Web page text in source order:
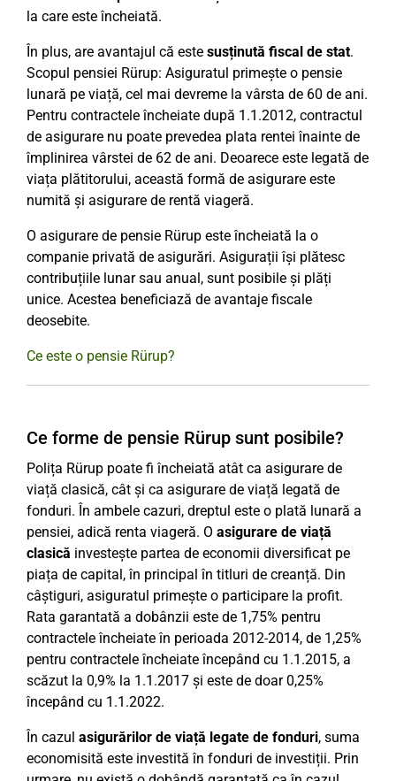
la care este încheiată.
În plus, are avantajul că este susținută fiscal de stat.
Scopul pensiei Rürup: Asiguratul primește o pensie
lunară pe viață, cel mai devreme la vârsta de 60 de ani.
Pentru contractele încheiate după 1.1.2012, contractul
de asigurare nu poate prevedea plata rentei înainte de
împlinirea vârstei de 62 de ani. Deoarece este legată de
viața plătitorului, această formă de asigurare este
numită și asigurare de rentă viageră.
O asigurare de pensie Rürup este încheiată la o
companie privată de asigurări. Asigurații își plătesc
contribuțiile lunar sau anual, sunt posibile și plăți
unice. Acestea beneficiază de avantaje fiscale
deosebite.
Ce este o pensie Rürup?
Ce forme de pensie Rürup sunt posibile?
Polița Rürup poate fi încheiată atât ca asigurare de
viață clasică, cât și ca asigurare de viață legată de
fonduri. În ambele cazuri, dreptul este o plată lunară a
pensiei, adică renta viageră. O asigurare de viață
clasică investește partea de economii diversificat pe
piața de capital, în principal în titluri de creanță. Din
câștiguri, asiguratul primește o participare la profit.
Rata garantată a dobânzii este de 1,75% pentru
contractele încheiate în perioada 2012-2014, de 1,25%
pentru contractele încheiate începând cu 1.1.2015, a
scăzut la 0,9% la 1.1.2017 și este de doar 0,25%
începând cu 1.1.2022.
În cazul asigurărilor de viață legate de fonduri, suma
economisită este investită în fonduri de investiții. Prin